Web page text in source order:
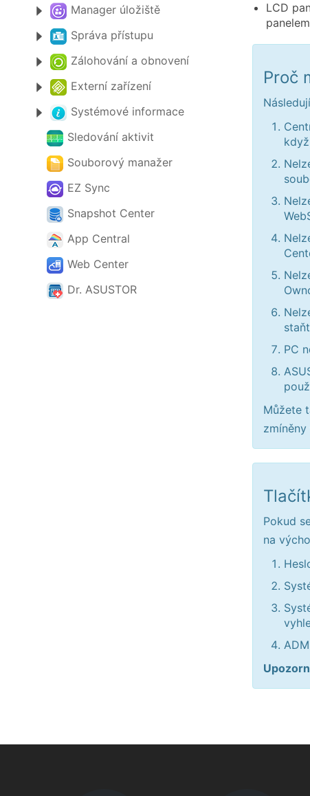
Manager úložiště
Správa přístupu
Zálohování a obnovení
Externí zařízení
Systémové informace
Sledování aktivit
Souborový manažer
EZ Sync
Snapshot Center
App Central
Web Center
Dr. ASUSTOR
LCD
Proč
PC
Můžete
Pokud
na